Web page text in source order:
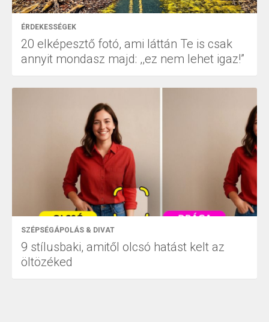
ÉRDEKESSÉGEK
20 elképesztő fotó, ami láttán Te is csak
annyit mondasz majd: ,,ez nem lehet igaz!”
SZÉPSÉGÁPOLÁS & DIVAT
9 stílusbaki, amitől olcsó hatást kelt az
öltözéked